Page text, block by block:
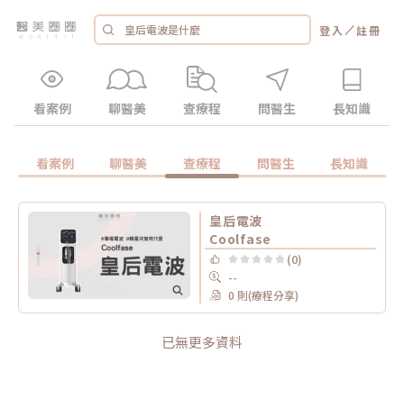
登入 ／註冊
看案例 聊醫美 查療程 問醫生 長知識
看案例 聊醫美 查療程 問醫生 長知識
皇后電波
Coolfase
(0)
--
0 則(療程分享)
已無更多資料